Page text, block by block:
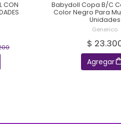
CON
Babydoll Copa B/C
Color Negro Para
Unidades
Generico
$
Agregar